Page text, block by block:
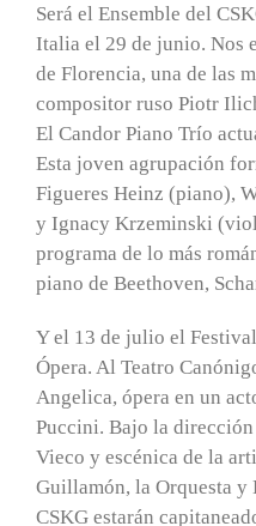
Será el Ensemble del
Italia el 29 de junio. Nos
de Florencia, una de las
compositor ruso Piotr
El Candor Piano Trío
Esta joven agrupación
Figueres Heinz (piano),
y Ignacy Krzeminski
programa de lo más
piano de Beethoven,
Y el 13 de julio el
Ópera. Al Teatro
Angelica, ópera en un
Puccini. Bajo la
Vieco y escénica de la
Guillamón, la Orquesta y
CSKG estarán